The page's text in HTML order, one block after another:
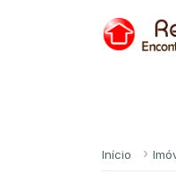
Início